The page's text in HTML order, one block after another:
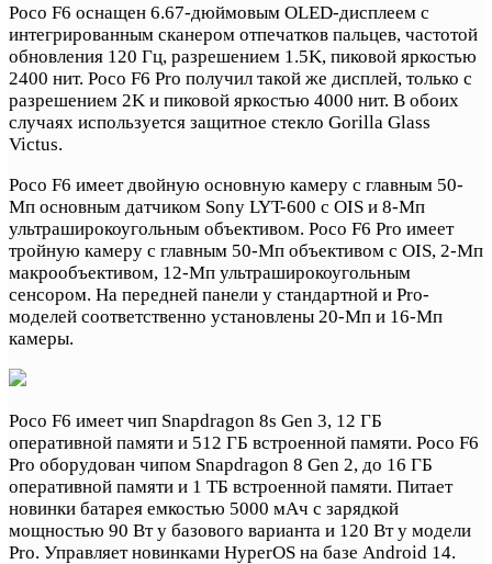
Poco F6 оснащен 6.67-дюймовым OLED-дисплеем с
интегрированным сканером отпечатков пальцев, частотой
обновления 120 Гц, разрешением 1.5K, пиковой яркостью
2400 нит. Poco F6 Pro получил такой же дисплей, только с
разрешением 2K и пиковой яркостью 4000 нит. В обоих
случаях используется защитное стекло Gorilla Glass
Victus.
Poco F6 имеет двойную основную камеру с главным 50-
Мп основным датчиком Sony LYT-600 с OIS и 8-Мп
ультраширокоугольным объективом. Poco F6 Pro имеет
тройную камеру с главным 50-Мп объективом с OIS, 2-Мп
макрообъективом, 12-Мп ультраширокоугольным
сенсором. На передней панели у стандартной и Pro-
моделей соответственно установлены 20-Мп и 16-Мп
камеры.
Poco F6 имеет чип Snapdragon 8s Gen 3, 12 ГБ
оперативной памяти и 512 ГБ встроенной памяти. Poco F6
Pro оборудован чипом Snapdragon 8 Gen 2, до 16 ГБ
оперативной памяти и 1 ТБ встроенной памяти. Питает
новинки батарея емкостью 5000 мАч с зарядкой
мощностью 90 Вт у базового варианта и 120 Вт у модели
Pro. Управляет новинками HyperOS на базе Android 14.